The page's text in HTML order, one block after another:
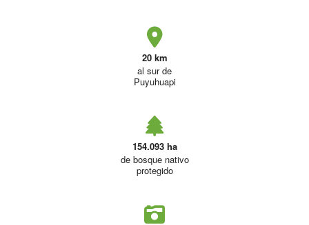
20 km
al sur de
Puyuhuapi
154.093 ha
de bosque nativo
protegido